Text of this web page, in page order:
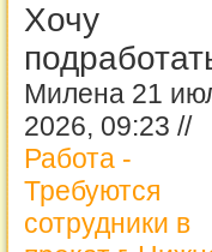
Хочу
Милена 21
2026, 09:23 //
Работа -
Требуются
сотрудники в